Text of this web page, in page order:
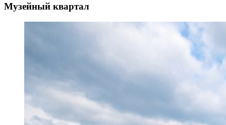
Музейный квартал